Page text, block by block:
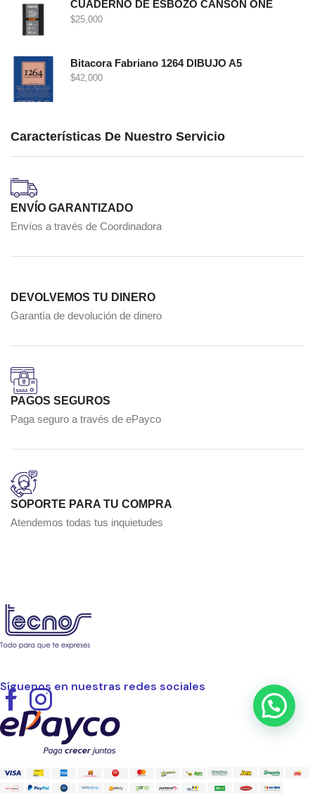
CUADERNO DE ESBOZO CANSON ONE
$25,000
Bitacora Fabriano 1264 DIBUJO A5
$42,000
Características De Nuestro Servicio
ENVÍO GARANTIZADO
Envíos a través de Coordinadora
DEVOLVEMOS TU DINERO
Garantía de devolución de dinero
PAGOS SEGUROS
Paga seguro a través de ePayco
SOPORTE PARA TU COMPRA
Atendemos todas tus inquietudes
Síguenos en nuestras redes sociales
Facebook
Instagram